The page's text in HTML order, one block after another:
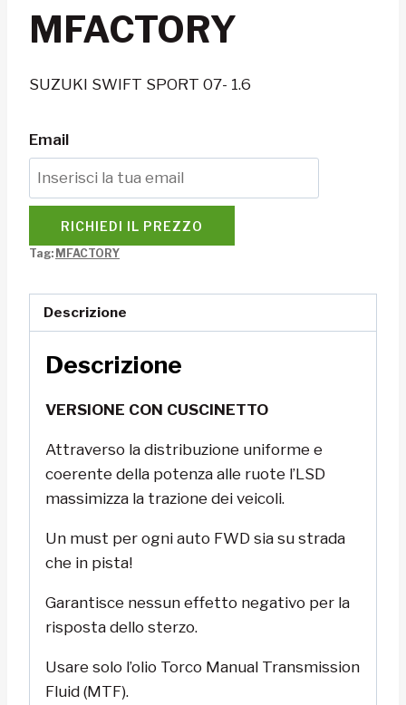
MFACTORY
SUZUKI SWIFT SPORT 07- 1.6
Email
RICHIEDI IL PREZZO
Tag: MFACTORY
Descrizione
Descrizione
VERSIONE CON CUSCINETTO
Attraverso la distribuzione uniforme e
coerente della potenza alle ruote l’LSD
massimizza la trazione dei veicoli.
Un must per ogni auto FWD sia su strada
che in pista!
Garantisce nessun effetto negativo per la
risposta dello sterzo.
Usare solo l’olio Torco Manual Transmission
Fluid (MTF).